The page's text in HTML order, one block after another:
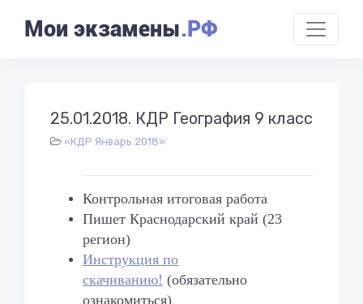
Мои экзамены.РФ
25.01.2018. КДР География 9 класс
«КДР Январь 2018»
Контрольная итоговая работа
Пишет Краснодарский край (23
регион)
Инструкция по
скачиванию! (обязательно
ознакомиться)